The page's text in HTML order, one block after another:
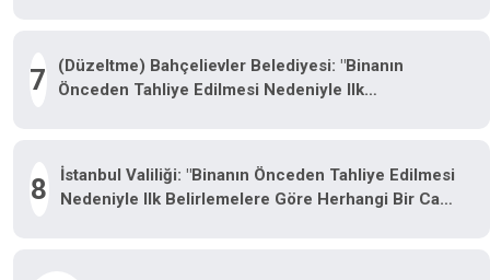
7
(Düzeltme) Bahçelievler Belediyesi: "Binanın
Önceden Tahliye Edilmesi Nedeniyle Ilk
8
İstanbul Valiliği: "Binanın Önceden Tahliye Edilmesi
Nedeniyle Ilk Belirlemelere Göre Herhangi Bir Can